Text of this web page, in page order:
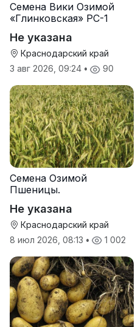
Семена Вики Озимой
«Глинковская» РС-1
Не указана
Краснодарский край
3 авг 2026, 09:24 • 90
Семена Озимой
Пшеницы.
Не указана
Краснодарский край
8 июл 2026, 08:13 • 1 002